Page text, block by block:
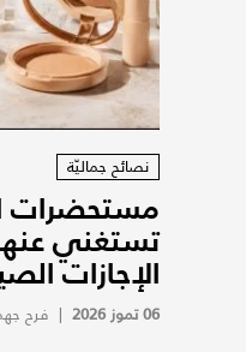
نصائح جماليّة
مستحضرات
تستغني
الإجازات
06 تموز 2026 | فرح